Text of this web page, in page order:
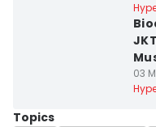
03
Topics